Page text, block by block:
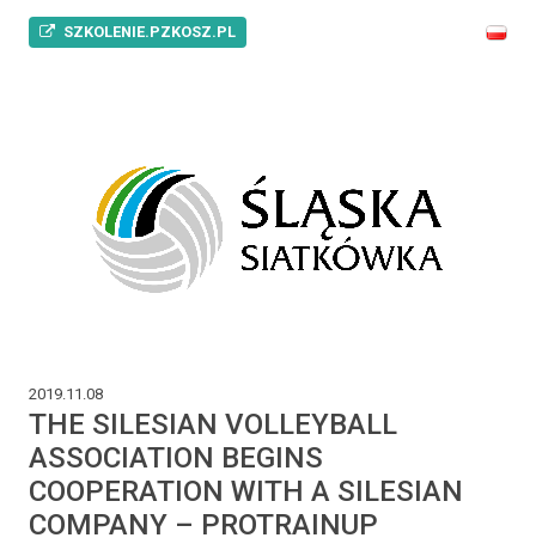
SZKOLENIE.PZKOSZ.PL
2019.11.08
THE SILESIAN VOLLEYBALL
ASSOCIATION BEGINS
COOPERATION WITH A SILESIAN
COMPANY – PROTRAINUP